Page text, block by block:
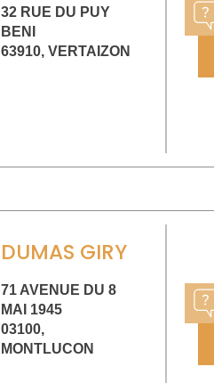
32 RUE DU PUY
BENI
63910,VERTAIZON
DUMAS GIRY
71 AVENUE DU 8
MAI 1945
03100,
MONTLUCON